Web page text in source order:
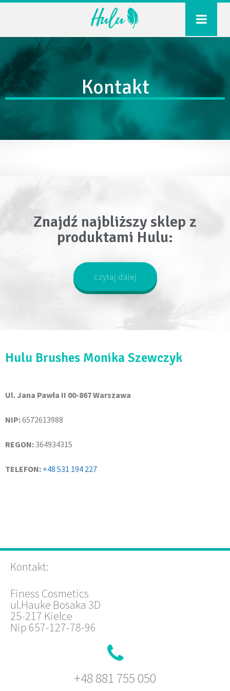
o nas
produkty
kontakt
Kontakt
Znajdź najbliższy sklep z
produktami Hulu:
czytaj dalej
Hulu Brushes Monika Szewczyk
Ul. Jana Pawła II 00-867 Warszawa
NIP:6572613988
REGON: 364934315
TELEFON: +48 531 194 227
Kontakt:
Finess Cosmetics
ul.Hauke Bosaka 3D
25-217 Kielce
Nip 657-127-78-96
+48 881 755 050